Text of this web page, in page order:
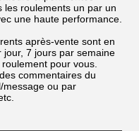
les roulements un par un
une haute performance.
après-vente sont en
7 jours par semaine
pour vous.
commentaires du
message ou par